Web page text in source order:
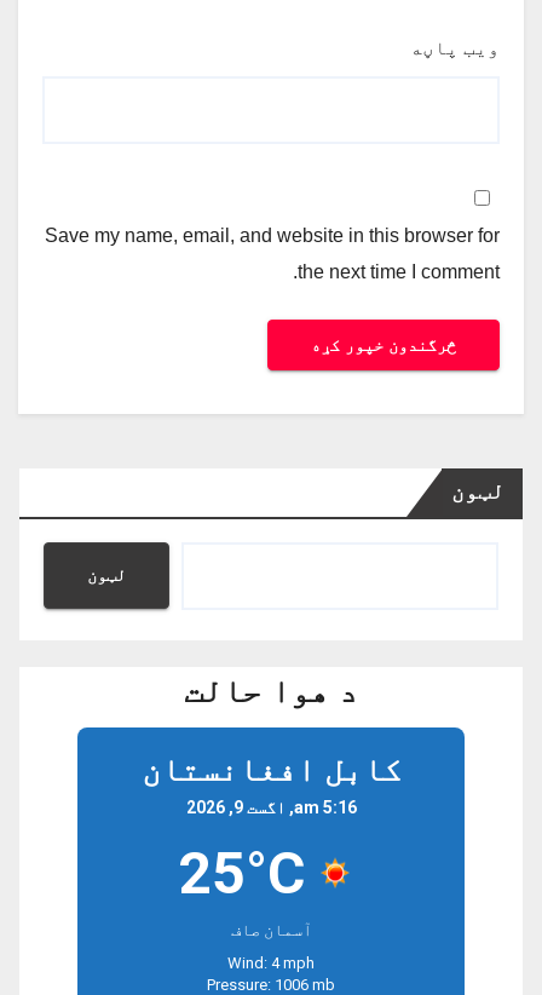
ویب پاڼه
Save my name, email, and website in this browser for
the next time I comment.
لټون
لټون
د هوا حالت
کابل افغانستان
5:16 am, اگست 9, 2026
25°C
آسمان صاف
Wind: 4 mph
Pressure: 1006 mb